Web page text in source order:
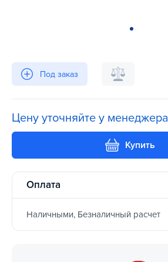
Под заказ
Цену уточняйте у менеджера
Купить
Оплата
Наличными, Безналичный расчет